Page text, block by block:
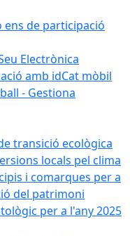
ens de participació
Electrònica
amb idCat mòbil
- Gestiona
transició ecològica
locals pel clima
i comarques per a
del patrimoni
per a l'any 2025